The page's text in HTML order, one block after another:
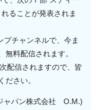
ることが発表されま
プチャンネルで、今ま
無料配信されます。
配信されますので、皆
ださい。
ャパン株式会社 O.M.)